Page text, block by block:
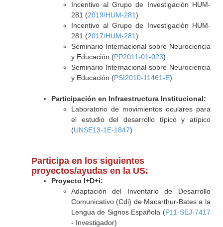
Incentivo al Grupo de Investigación HUM-
281 (2019/HUM-281)
Incentivo al Grupo de Investigación HUM-
281 (2017/HUM-281)
Seminario Internacional sobre Neurociencia
y Educación (PP2011-01-023)
Seminario Internacional sobre Neurociencia
y Educación (PSI2010-11461-E)
Participación en Infraestructura Institucional:
Laboratorio de movimientos oculares para
el estudio del desarrollo típico y atípico
(UNSE13-1E-1847)
Participa en los siguientes
proyectos/ayudas en la US:
Proyecto I+D+i:
Adaptación del Inventario de Desarrollo
Comunicativo (Cdi) de Macarthur-Bates a la
Lengua de Signos Española (P11-SEJ-7417
- Investigador)